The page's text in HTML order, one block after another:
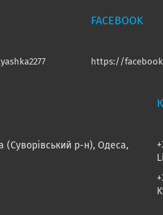
FACEBOOK
https://
(Суворівський р-н), Одеса,